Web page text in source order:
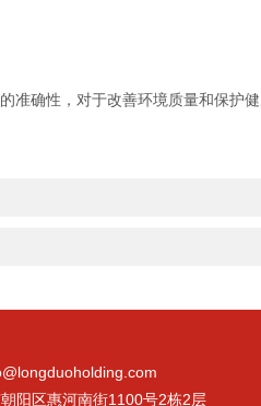
确性，对于改善环境质量和保护
阳区惠河南街1100号2栋2层